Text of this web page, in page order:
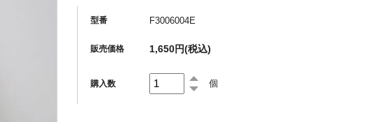
型番 F3006004E
販売価格 1,650円(税込)
購入数 個